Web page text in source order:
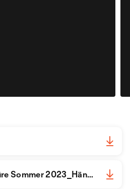
20230613_Broschüre Sommer 2023_Händler_für Ornaris_doppelseitig.pdf